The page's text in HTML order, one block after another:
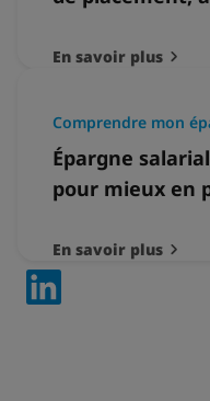
En savoir plus
Comprendre mon
Épargne
pour mieux en
En savoir plus